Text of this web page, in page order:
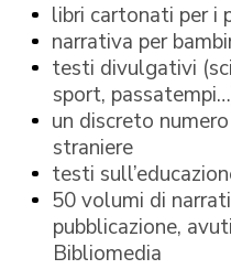
libri cartonati per i
narrativa per
testi divulgativi
sport,
un discreto
straniere
testi
50 volumi di
pubblicazione,
Bibliomedia